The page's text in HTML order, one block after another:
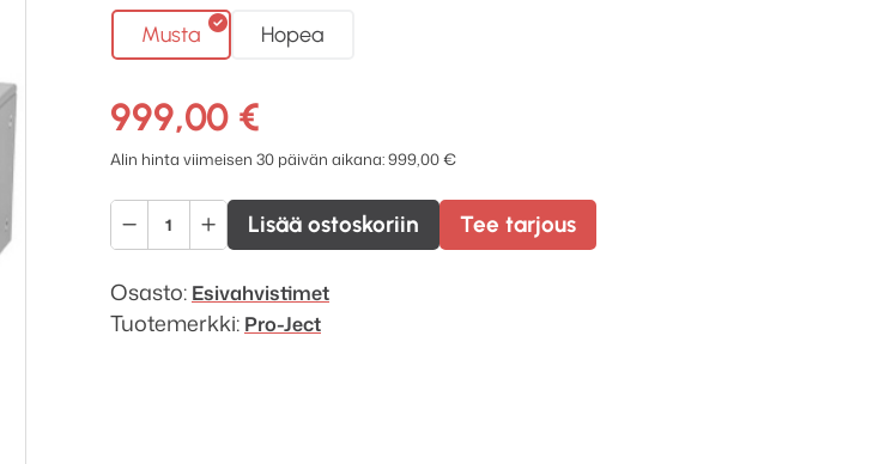
Musta Hopea
999,00 €
Alin hinta viimeisen 30 päivän aikana:999,00€
Pro-
Ject
Phono
Box
RS
Lisää ostoskoriin Tee tarjous
Osasto: Esivahvistimet
Tuotemerkki: Pro-Ject